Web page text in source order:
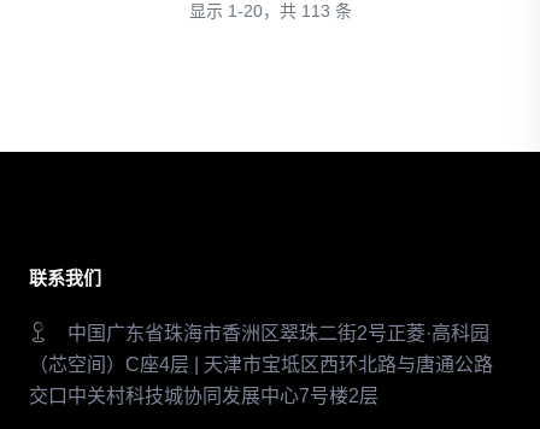
显示 1-20，共 113 条
联系我们
中国广东省珠海市香洲区翠珠二街2号正菱·高科园
（芯空间）C座4层 | 天津市宝坻区西环北路与唐通公路
交口中关村科技城协同发展中心7号楼2层